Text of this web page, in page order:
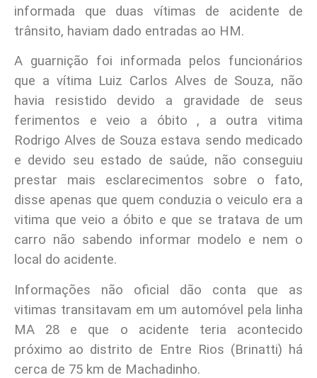
informada que duas vítimas de acidente de
trânsito, haviam dado entradas ao HM.
A guarnição foi informada pelos funcionários
que a vítima Luiz Carlos Alves de Souza, não
havia resistido devido a gravidade de seus
ferimentos e veio a óbito , a outra vitima
Rodrigo Alves de Souza estava sendo medicado
e devido seu estado de saúde, não conseguiu
prestar mais esclarecimentos sobre o fato,
disse apenas que quem conduzia o veiculo era a
vitima que veio a óbito e que se tratava de um
carro não sabendo informar modelo e nem o
local do acidente.
Informações não oficial dão conta que as
vitimas transitavam em um automóvel pela linha
MA 28 e que o acidente teria acontecido
próximo ao distrito de Entre Rios (Brinatti) há
cerca de 75 km de Machadinho.